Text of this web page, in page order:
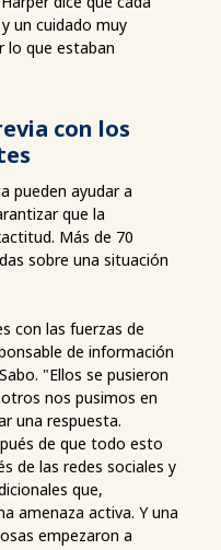
un cuidado muy
lo que estaban
con los
pueden ayudar a
que la
Más de 70
sobre una situación
con las fuerzas de
de información
"Ellos se pusieron
nos pusimos en
una respuesta.
de que todo esto
de las redes sociales y
que,
amenaza activa. Y una
empezaron a